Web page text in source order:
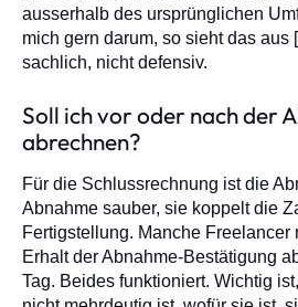
ausserhalb des ursprünglichen
mich gern darum, so sieht das aus
sachlich, nicht defensiv.
Soll ich vor oder nach der
abrechnen?
Für die Schlussrechnung ist die
Abnahme sauber, sie koppelt die
Fertigstellung. Manche Freelancer
Erhalt der Abnahme-Bestätigung
Tag. Beides funktioniert. Wichtig